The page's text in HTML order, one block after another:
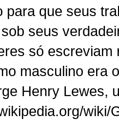
para que seus
seus
só
masculino era
Henry Lewes,
wiki/